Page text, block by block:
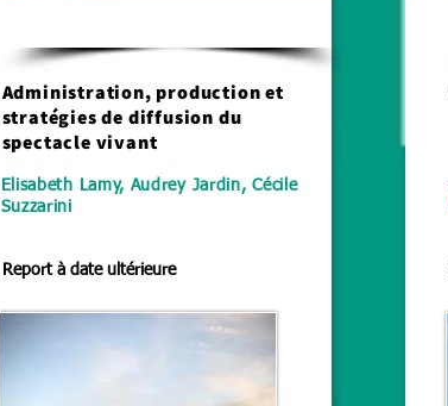
Administration, production et
stratégies de diffusion du
spectacle vivant
Elisabeth Lamy, Audrey Jardin, Cécile
Suzzarini
Report à date ultérieure